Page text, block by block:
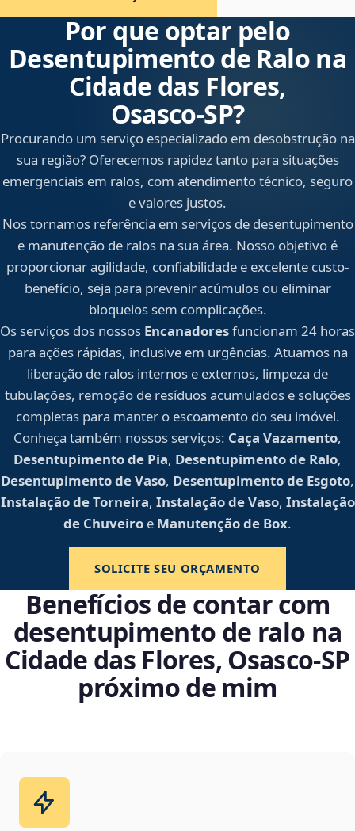
Por que optar pelo
Desentupimento de Ralo na
Cidade das Flores,
Osasco‑SP?
Procurando um serviço especializado em desobstrução na
sua região? Oferecemos rapidez tanto para situações
emergenciais em ralos, com atendimento técnico, seguro
e valores justos.
Nos tornamos referência em serviços de desentupimento
e manutenção de ralos na sua área. Nosso objetivo é
proporcionar agilidade, confiabilidade e excelente custo-
benefício, seja para prevenir acúmulos ou eliminar
bloqueios sem complicações.
Os serviços dos nossos Encanadoresfuncionam 24 horas
para ações rápidas, inclusive em urgências. Atuamos na
liberação de ralos internos e externos, limpeza de
tubulações, remoção de resíduos acumulados e soluções
completas para manter o escoamento do seu imóvel.
Conheça também nossos serviços: Caça Vazamento,
Desentupimento de Pia, Desentupimento de Ralo,
Desentupimento de Vaso, Desentupimento de Esgoto,
Instalação de Torneira, Instalação de Vaso, Instalação
de Chuveiro e Manutenção de Box.
SOLICITE SEU ORÇAMENTO
Benefícios de contar com
desentupimento de ralo na
Cidade das Flores, Osasco‑SP
próximo de mim